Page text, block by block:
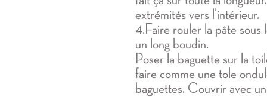
extrémités vers l’intérieur.
4.Faire rouler la pâte sous
un long boudin.
Poser la baguette sur la
faire comme une tole
baguettes. Couvrir avec